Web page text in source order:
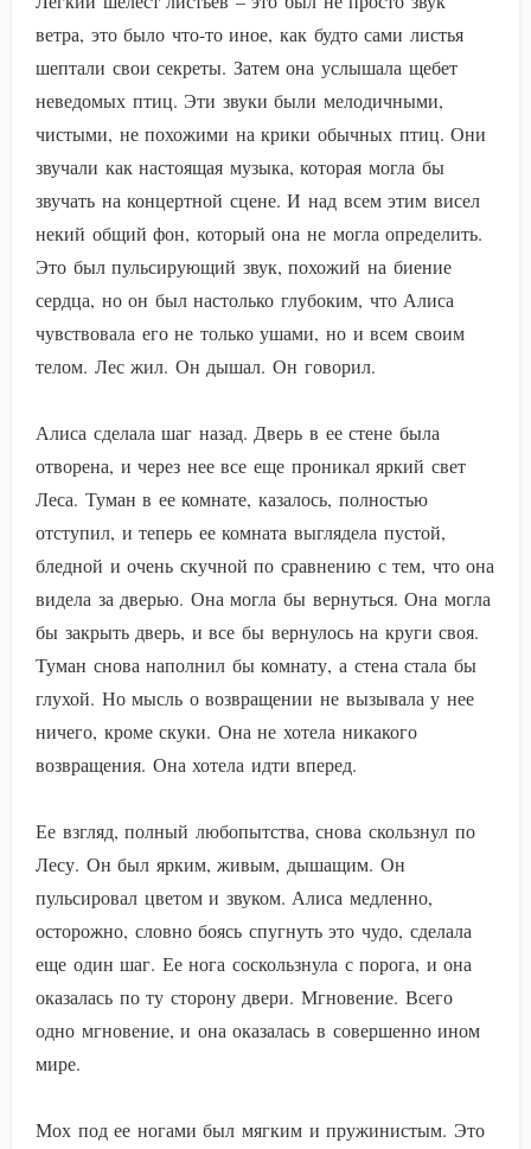
ветра, это было что-то иное, как будто сами листья
шептали свои секреты. Затем она услышала щебет
неведомых птиц. Эти звуки были мелодичными,
чистыми, не похожими на крики обычных птиц. Они
звучали как настоящая музыка, которая могла бы
звучать на концертной сцене. И над всем этим висел
некий общий фон, который она не могла определить.
Это был пульсирующий звук, похожий на биение
сердца, но он был настолько глубоким, что Алиса
чувствовала его не только ушами, но и всем своим
телом. Лес жил. Он дышал. Он говорил.
Алиса сделала шаг назад. Дверь в ее стене была
отворена, и через нее все еще проникал яркий свет
Леса. Туман в ее комнате, казалось, полностью
отступил, и теперь ее комната выглядела пустой,
бледной и очень скучной по сравнению с тем, что она
видела за дверью. Она могла бы вернуться. Она могла
бы закрыть дверь, и все бы вернулось на круги своя.
Туман снова наполнил бы комнату, а стена стала бы
глухой. Но мысль о возвращении не вызывала у нее
ничего, кроме скуки. Она не хотела никакого
возвращения. Она хотела идти вперед.
Ее взгляд, полный любопытства, снова скользнул по
Лесу. Он был ярким, живым, дышащим. Он
пульсировал цветом и звуком. Алиса медленно,
осторожно, словно боясь спугнуть это чудо, сделала
еще один шаг. Ее нога соскользнула с порога, и она
оказалась по ту сторону двери. Мгновение. Всего
одно мгновение, и она оказалась в совершенно ином
мире.
Мох под ее ногами был мягким и пружинистым. Это